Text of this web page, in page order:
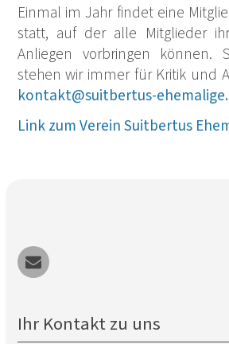
Einmal im Jahr findet eine
statt, auf der alle Mitglieder
Anliegen vorbringen können.
stehen wir immer für Kritik und
kontakt@suitbertus-
Link zum Verein Suitbertus
Ihr Kontakt zu uns